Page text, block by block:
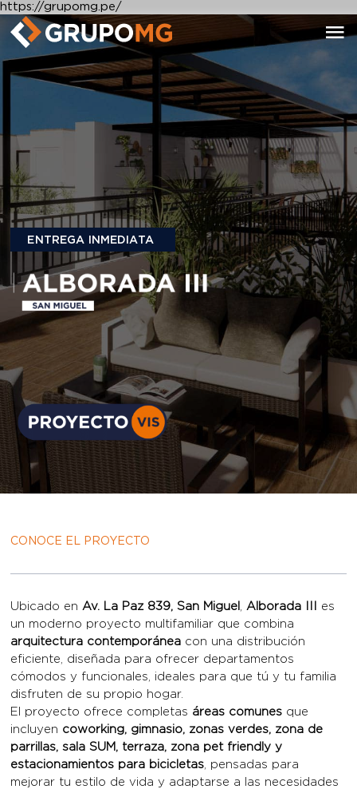
https://grupomg.pe/
ENTREGA INMEDIATA
CONOCE EL PROYECTO
Ubicado enAv. La Paz 839, San Miguel ,Alborada III
es
un moderno proyecto multifamiliar que combina
arquitectura contemporánea con una distribución
eficiente, diseñada para ofrecer departamentos
cómodos y funcionales, ideales para que tú y tu familia
disfruten de su propio hogar.
El proyecto ofrece completas áreas comunes que
incluyen coworking, gimnasio, zonas verdes, zona de
parrillas, sala SUM, terraza, zona pet friendly y
estacionamientos para bicicletas, pensadas para
mejorar tu estilo de vida y adaptarse a las necesidades